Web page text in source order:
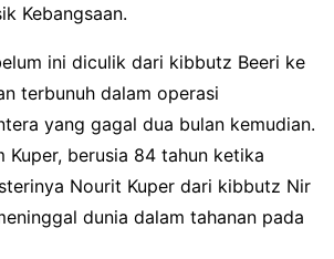
Kebangsaan.
ini diculik dari kibbutz Beeri ke
terbunuh dalam operasi
yang gagal dua bulan kemudian.
Kuper, berusia 84 tahun ketika
Nourit Kuper dari kibbutz Nir
dunia dalam tahanan pada